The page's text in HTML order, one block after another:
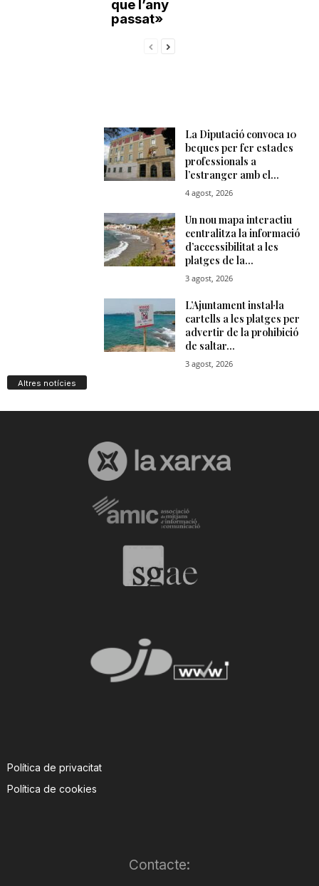
que l’any
passat»
Altres notícies
Política de privacitat
Política de cookies
Contacte: